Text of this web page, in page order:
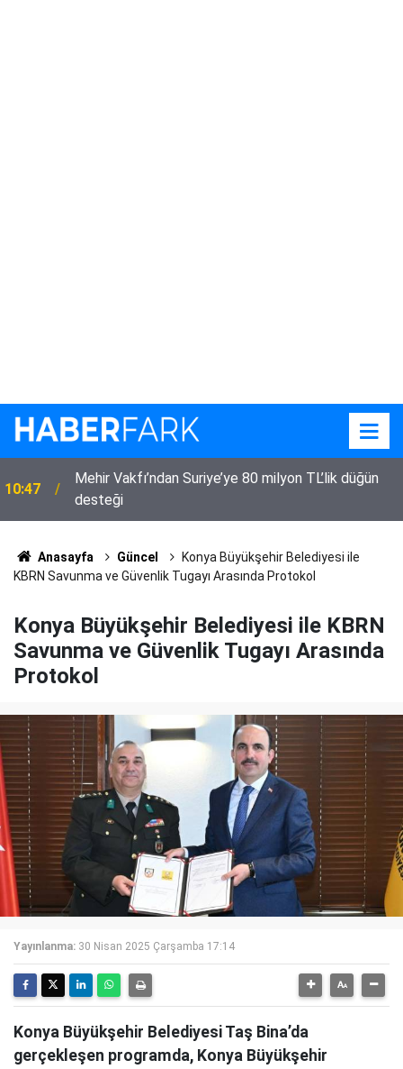
10:47
Mehir Vakfı’ndan Suriye’ye 80 milyon TL’lik düğün
desteği
Anasayfa Güncel
Konya Büyükşehir Belediyesi ile
KBRN Savunma ve Güvenlik Tugayı Arasında Protokol
Konya Büyükşehir Belediyesi ile KBRN
Savunma ve Güvenlik Tugayı Arasında
Protokol
Yayınlanma: 30 Nisan 2025 Çarşamba 17:14
Konya Büyükşehir Belediyesi Taş Bina’da
gerçekleşen programda, Konya Büyükşehir